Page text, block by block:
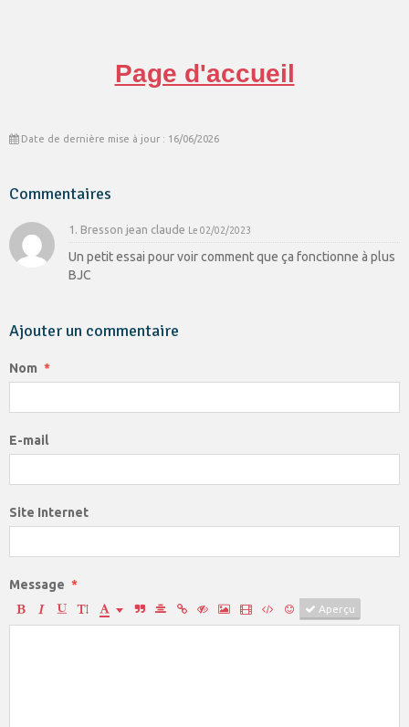
Page d'accueil
Date de dernière mise à jour : 16/06/2026
Commentaires
1. Bresson jean claude Le 02/02/2023
Un petit essai pour voir comment que ça fonctionne à plus
BJC
Ajouter un commentaire
Nom
E-mail
Site Internet
Message
Aperçu